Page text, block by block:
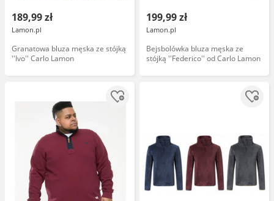
189,99 zł
Lamon.pl
Granatowa bluza męska ze stójką
''Ivo'' Carlo Lamon
199,99 zł
Lamon.pl
Bejsbolówka bluza męska ze
stójką ''Federico'' od Carlo Lamon